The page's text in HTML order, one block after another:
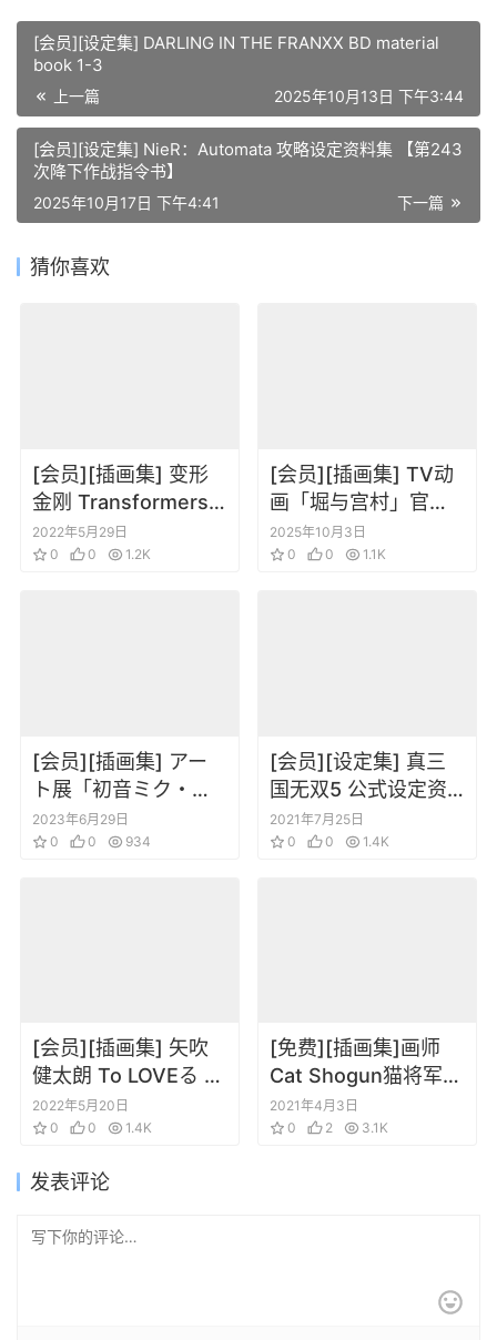
[会员][设定集] DARLING IN THE FRANXX BD material
book 1-3
上一篇 2025年10月13日 下午3:44
[会员][设定集] NieR：Automata 攻略设定资料集 【第243
次降下作战指令书】
下一篇
2025年10月17日 下午4:41
猜你喜欢
[会员][插画集] 变形
金刚 Transformers
The Covenant of
Primus
2022年5月29日
0
0 1.2K
[会员][插画集] TV动
画「堀与宫村」官方
粉丝手册 毕业纪念版
2025年10月3日
0
0 1.1K
[会员][插画集] アー
ト展「初音ミク・ク
ロニクル」 公式ビジ
ュアルブック
2023年6月29日
0
0 934
[会员][设定集] 真三
国无双5 公式设定资
料集
2021年7月25日
0
0 1.4K
[会员][插画集] 矢吹
健太朗 To LOVEる ダ
ークネス アニメイラ
スト集 Juicy
2022年5月20日
0
0 1.4K
[免费][插画集]画师
Cat Shogun猫将军插
画集ILLUSTRATION
MAKING & VISUAL
2021年4月3日
0
2 3.1K
发表评论